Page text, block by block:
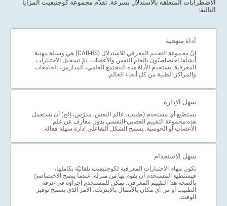
الاضطرابات المتعلّقة بالاستدلال بسرعة. تقدّم مجموعة كوجنيفيت المزايا
التالية:
أداة منهجية
إنّ مجموعة التقييم المعرفي للاستدلال (CAB-RS) هي وسيلة مهنية
أنشأها اختصاصيّون بالعلم النفس والأعصاب. تمّ تسجيل الاختبارات
المعرفية. يستخدم الأداة هذه المجتمع العلمي، المدارس، الجامعات
والمراكز الطبية من كل أنحاء العالم.
سهل الإدارة
يستطيع أي مستخدم (طبيب، عالم النفس، مدرّس، إلخ) أن يستعمل
هذه مجموعة التقييم العصبي-النفسي بدون معارف عن علم
الأعصاب أو الحوسبة. يسمح الشكل التفاعلي إدارة سهلة فعالة.
سهل الاستخدام
تكون مهام الاختبارات المعرفية لكوجنيفيت تلقائيّة بكاملها،
فيستطيع المستخدم أن يقوم بها من منزله. عندما ينصح الاختصاصيّ
بالصحة هذا التقييم المعرفي، يمكن للمستخدم إجراؤه في غرفة
الطبيب أو من أي مكان بالأتصال بالإنترنت، الأمر الذي يسمح توفير
الوقت.